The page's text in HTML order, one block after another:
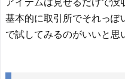
アイテムは見せるだけで没
基本的に取引所でそれっぽ
で試してみるのがいいと思